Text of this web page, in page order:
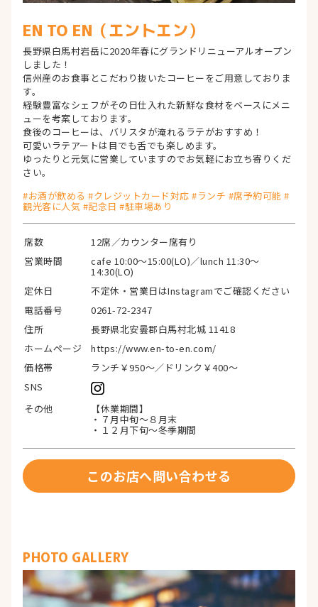
EN TO EN（エントエン）
長野県白馬村岩岳に2020年春にグランドリニューアルオープン
しました！
信州産のお食事とこだわり抜いたコーヒーをご用意しておりま
す。
経験豊富なシェフがその日仕入れた新鮮な食材をベースにメニ
ューを考案しております。
食後のコーヒーは、バリスタが淹れるラテがおすすめ！
可愛いラテアートは目でも舌でも楽しめます。
ゆったりと元気に営業していますのでお気軽にお立ち寄りくだ
さい。
#お酒が飲める #クレジットカード対応 #ランチ #席予約可能 #
観光客に人気 #記念日 #駐車場あり
席数
12席／カウンター席有り
営業時間
cafe 10:00〜15:00(LO)／lunch 11:30〜
14:30(LO)
定休日
不定休・営業日はInstagramでご確認ください
電話番号
0261-72-2347
住所
長野県北安曇郡白馬村北城 11418
ホームページ
https://www.en-to-en.com/
価格帯
ランチ￥950〜／ドリンク￥400〜
SNS
その他
【休業期間】
・７月中旬〜８月末
・１２月下旬〜冬季期間
このお店へ問い合わせる
PHOTO GALLERY